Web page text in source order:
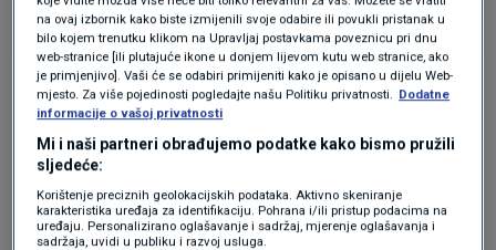
Odgovor
Oglas
na ovaj izbornik kako biste izmijenili svoje odabire ili povukli pristanak u
bilo kojem trenutku klikom na Upravljaj postavkama poveznicu pri dnu
web-stranice [ili plutajuće ikone u donjem lijevom kutu web stranice, ako
je primjenjivo]. Vaši će se odabiri primijeniti kako je opisano u dijelu Web-
mjesto. Za više pojedinosti pogledajte našu Politiku privatnosti. Dodatne
informacije o vašoj privatnosti
Mi i naši partneri obrađujemo podatke kako bismo pružili
sljedeće:
Korištenje preciznih geolokacijskih podataka. Aktivno skeniranje
karakteristika uređaja za identifikaciju. Pohrana i/ili pristup podacima na
uređaju. Personalizirano oglašavanje i sadržaj, mjerenje oglašavanja i
sadržaja, uvidi u publiku i razvoj usluga.